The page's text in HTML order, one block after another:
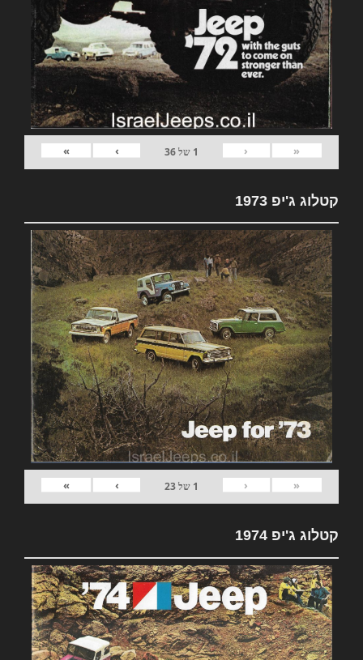
«
‹
1 של36
›
»
קטלוג ג'יפ 1973
«
‹
1 של23
›
»
קטלוג ג'יפ 1974